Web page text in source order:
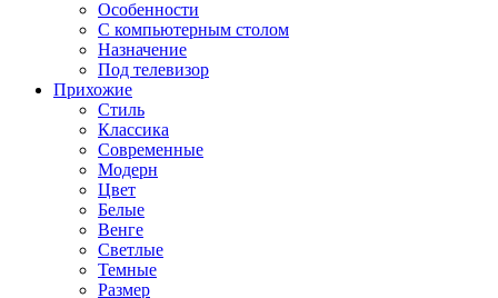
Особенности
С компьютерным столом
Назначение
Под телевизор
Прихожие
Стиль
Классика
Современные
Модерн
Цвет
Белые
Венге
Светлые
Темные
Размер